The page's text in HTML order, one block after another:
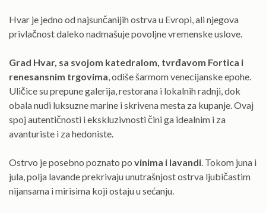
Hvar je jedno od najsunčanijih ostrva u Evropi, ali njegova
privlačnost daleko nadmašuje povoljne vremenske uslove.
Grad Hvar, sa svojom katedralom, tvrđavom Fortica i
renesansnim trgovima, odiše šarmom venecijanske epohe.
Uličice su prepune galerija, restorana i lokalnih radnji, dok
obala nudi luksuzne marine i skrivena mesta za kupanje. Ovaj
spoj autentičnosti i ekskluzivnosti čini ga idealnim i za
avanturiste i za hedoniste.
Ostrvo je posebno poznato po vinima i lavandi. Tokom juna i
jula, polja lavande prekrivaju unutrašnjost ostrva ljubičastim
nijansama i mirisima koji ostaju u sećanju.